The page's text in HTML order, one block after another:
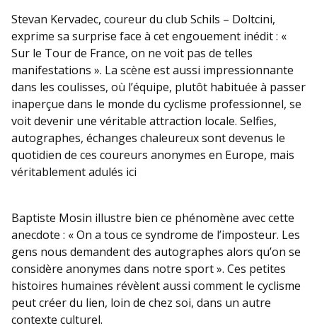
Stevan Kervadec, coureur du club Schils – Doltcini,
exprime sa surprise face à cet engouement inédit : «
Sur le Tour de France, on ne voit pas de telles
manifestations ». La scène est aussi impressionnante
dans les coulisses, où l’équipe, plutôt habituée à passer
inaperçue dans le monde du cyclisme professionnel, se
voit devenir une véritable attraction locale. Selfies,
autographes, échanges chaleureux sont devenus le
quotidien de ces coureurs anonymes en Europe, mais
véritablement adulés ici
Baptiste Mosin illustre bien ce phénomène avec cette
anecdote : « On a tous ce syndrome de l’imposteur. Les
gens nous demandent des autographes alors qu’on se
considère anonymes dans notre sport ». Ces petites
histoires humaines révèlent aussi comment le cyclisme
peut créer du lien, loin de chez soi, dans un autre
contexte culturel.